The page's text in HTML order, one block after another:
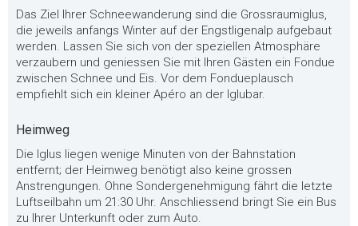
Das Ziel Ihrer Schneewanderung sind die Grossraumiglus,
die jeweils anfangs Winter auf der Engstligenalp aufgebaut
werden. Lassen Sie sich von der speziellen Atmosphäre
verzaubern und geniessen Sie mit Ihren Gästen ein Fondue
zwischen Schnee und Eis. Vor dem Fondueplausch
empfiehlt sich ein kleiner Apéro an der Iglubar.
Heimweg
Die Iglus liegen wenige Minuten von der Bahnstation
entfernt; der Heimweg benötigt also keine grossen
Anstrengungen. Ohne Sondergenehmigung fährt die letzte
Luftseilbahn um 21:30 Uhr. Anschliessend bringt Sie ein Bus
zu Ihrer Unterkunft oder zum Auto.